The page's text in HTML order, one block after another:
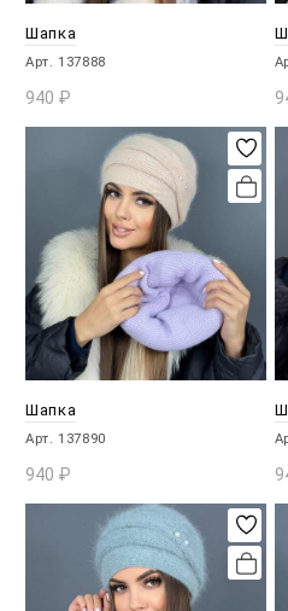
Шапка
Арт. 137888
940 ₽
В КОРЗИНУ
Шапка
Арт. 137890
940 ₽
В КОРЗИНУ